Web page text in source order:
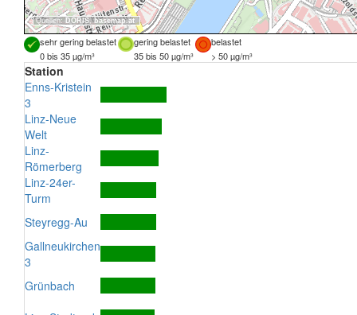
Quellen: DORIS,basemap.at
sehr gering belastet gering belastet
belastet
0 bis 35 µg/m³
35 bis 50 µg/m³ > 50 µg/m³
Station
Enns-Kristein
3
Linz-Neue
Welt
Linz-
Römerberg
Linz-24er-
Turm
Steyregg-Au
Gallneukirchen
3
Grünbach